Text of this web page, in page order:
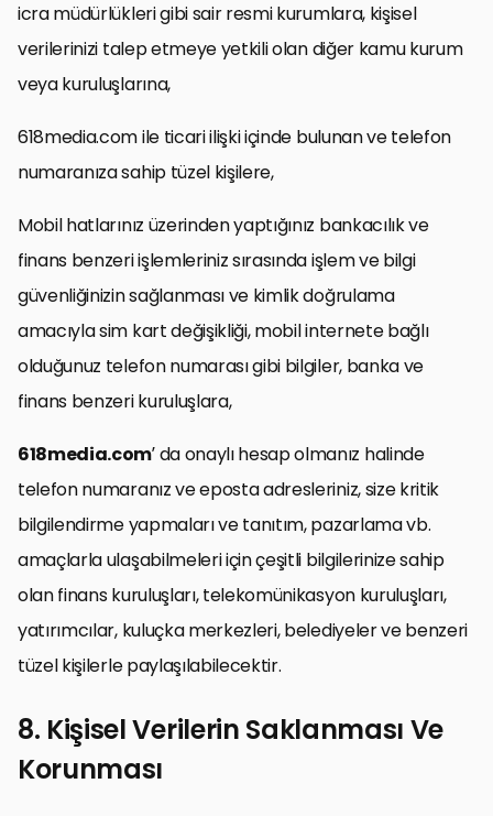
icra müdürlükleri gibi sair resmi kurumlara, kişisel
verilerinizi talep etmeye yetkili olan diğer kamu kurum
veya kuruluşlarına,
618media.com ile ticari ilişki içinde bulunan ve telefon
numaranıza sahip tüzel kişilere,
Mobil hatlarınız üzerinden yaptığınız bankacılık ve
finans benzeri işlemleriniz sırasında işlem ve bilgi
güvenliğinizin sağlanması ve kimlik doğrulama
amacıyla sim kart değişikliği, mobil internete bağlı
olduğunuz telefon numarası gibi bilgiler, banka ve
finans benzeri kuruluşlara,
618media.com’ da onaylı hesap olmanız halinde
telefon numaranız ve eposta adresleriniz, size kritik
bilgilendirme yapmaları ve tanıtım, pazarlama vb.
amaçlarla ulaşabilmeleri için çeşitli bilgilerinize sahip
olan finans kuruluşları, telekomünikasyon kuruluşları,
yatırımcılar, kuluçka merkezleri, belediyeler ve benzeri
tüzel kişilerle paylaşılabilecektir.
8. Kişisel Verilerin Saklanması Ve
Korunması